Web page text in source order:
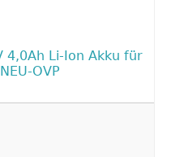
4,0Ah Li-Ion Akku für
OVP